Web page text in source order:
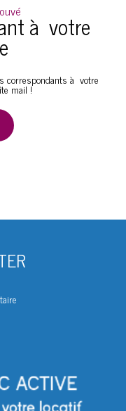
à votre
correspondants à votre
mail !